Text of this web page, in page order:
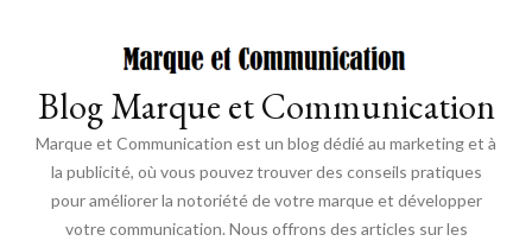
Blog Marque et Communication
Marque et Communication est un blog dédié au marketing et à
la publicité, où vous pouvez trouver des conseils pratiques
pour améliorer la notoriété de votre marque et développer
votre communication. Nous offrons des articles sur les